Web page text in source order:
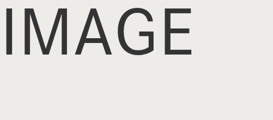
IMAGE